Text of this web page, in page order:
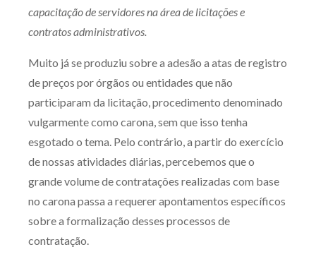
capacitação de servidores na área de licitações e
contratos administrativos.
Muito já se produziu sobre a adesão a atas de registro
de preços por órgãos ou entidades que não
participaram da licitação, procedimento denominado
vulgarmente como carona, sem que isso tenha
esgotado o tema. Pelo contrário, a partir do exercício
de nossas atividades diárias, percebemos que o
grande volume de contratações realizadas com base
no carona passa a requerer apontamentos específicos
sobre a formalização desses processos de
contratação.